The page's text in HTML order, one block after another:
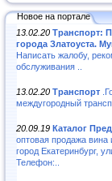
Новое на портале
13.02.20 Транспорт:
города Златоуста.
Написать жалобу,
обслуживания ..
13.02.20 Транспорт
междугородный
20.09.19 Каталог
оптовая продажа вина
город Екатеринбург,
Телефон:..